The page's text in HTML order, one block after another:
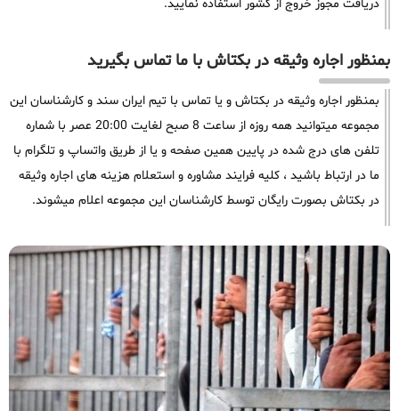
دریافت مجوز خروج از کشور استفاده نمایید.
بمنظور اجاره وثیقه در بکتاش با ما تماس بگیرید
بمنظور اجاره وثیقه در بکتاش و یا تماس با تیم ایران سند و کارشناسان این
مجموعه میتوانید همه روزه از ساعت 8 صبح لغایت 20:00 عصر با شماره
تلفن های درج شده در پایین همین صفحه و یا از طریق واتساپ و تلگرام با
ما در ارتباط باشید ، کلیه فرایند مشاوره و استعلام هزینه های اجاره وثیقه
در بکتاش بصورت رایگان توسط کارشناسان این مجموعه اعلام میشوند.